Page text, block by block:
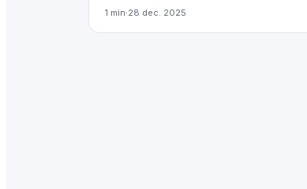
1 min·28 dec. 2025